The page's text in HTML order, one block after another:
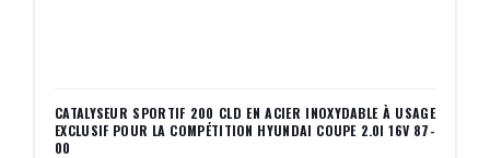
CATALYSEUR SPORTIF 200 CLD EN ACIER INOXYDABLE À USAGE
EXCLUSIF POUR LA COMPÉTITION HYUNDAI COUPE 2.0I 16V 87-
00